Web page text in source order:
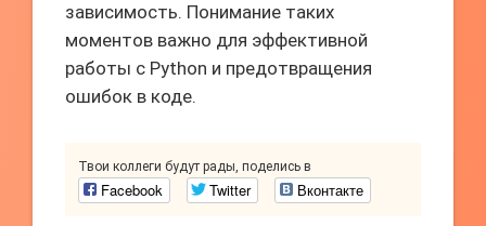
зависимость. Понимание таких
моментов важно для эффективной
работы с Python и предотвращения
ошибок в коде.
Твои коллеги будут рады, поделись в
Facebook Twitter Вконтакте